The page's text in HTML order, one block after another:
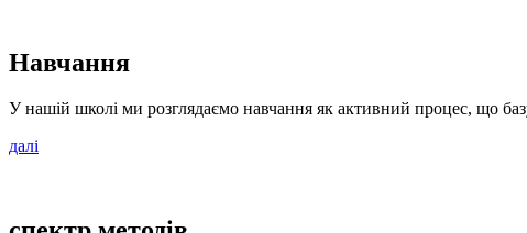
Навчання
У нашій школі ми розглядаємо навчання як активний процес, що
далі